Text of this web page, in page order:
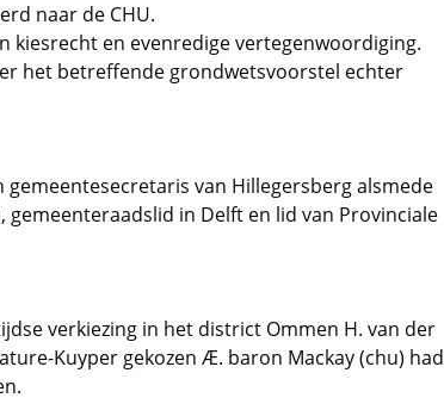
naar de CHU.
kiesrecht en evenredige vertegenwoordiging.
het betreffende grondwetsvoorstel echter
van Hillegersberg alsmede
gemeenteraadslid in Delft en lid van Provinciale
verkiezing in het district Ommen H. van der
Kuyper gekozen Æ. baron Mackay (chu) had